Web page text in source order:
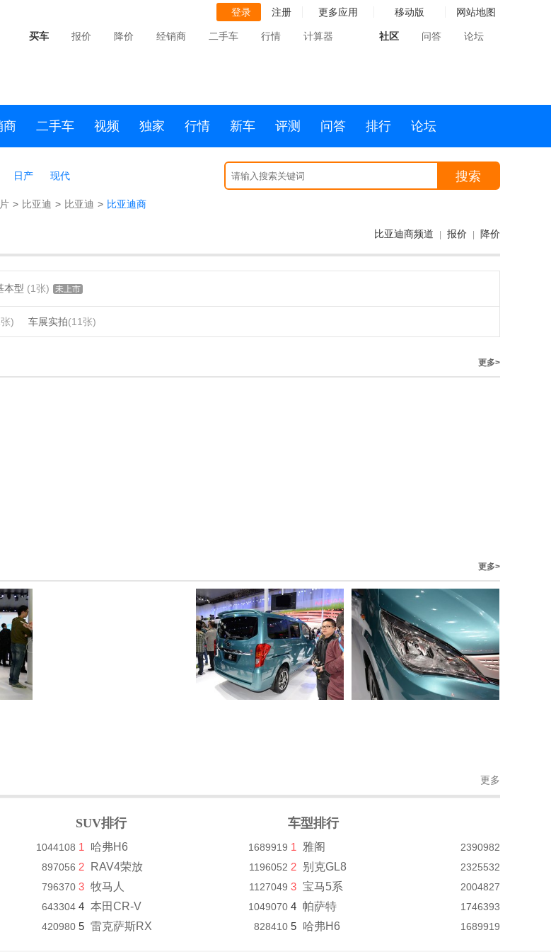
登录 注册 更多应用 移动版 网站地图
买车 报价 降价 经销商 二手车 行情 计算器 社区 问答 论坛
商 二手车 视频 独家 行情 新车 评测 问答 排行 论坛
日产 现代 搜索
> 比亚迪 > 比亚迪 > 比亚迪商
比亚迪商频道 报价 降价
本型 (1张) 未上市
) 车展实拍(11张)
更多>
更多>
更多
1044108
897056
796370
643304
420980
SUV排行
1 哈弗H6 1689919
2 RAV4荣放 1196052
3 牧马人 1127049
4 本田CR-V 1049070
5 雷克萨斯RX 828410
车型排行
1 雅阁 2390982
2 别克GL8 2325532
3 宝马5系 2004827
4 帕萨特 1746393
5 哈弗H6 1689919